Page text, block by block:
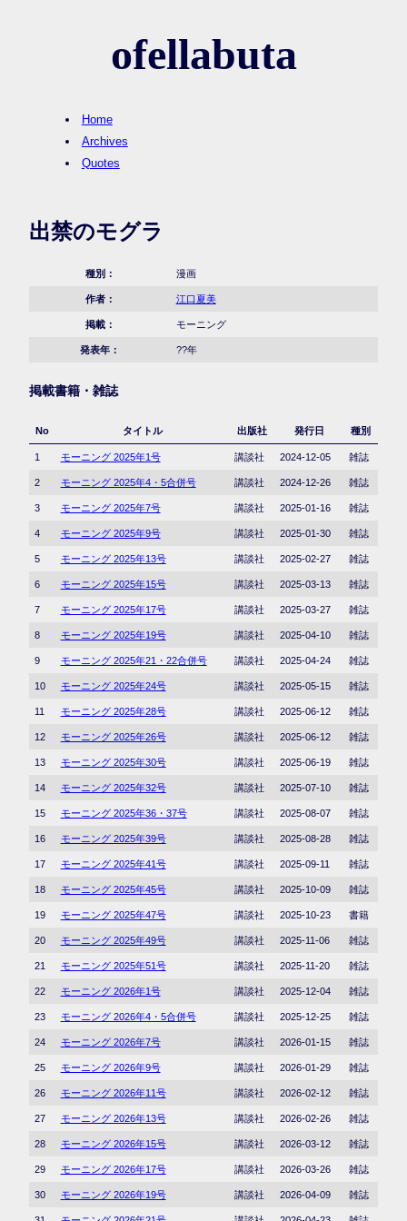
ofellabuta
Home
Archives
Quotes
出禁のモグラ
種別： 漫画
作者： 江口夏美
掲載： モーニング
発表年： ??年
掲載書籍・雑誌
No タイトル 出版社 発行日 種別
1 モーニング 2025年1号 講談社 2024-12-05 雑誌
2 モーニング 2025年4・5合併号 講談社 2024-12-26 雑誌
3 モーニング 2025年7号 講談社 2025-01-16 雑誌
4 モーニング 2025年9号 講談社 2025-01-30 雑誌
5 モーニング 2025年13号 講談社 2025-02-27 雑誌
6 モーニング 2025年15号 講談社 2025-03-13 雑誌
7 モーニング 2025年17号 講談社 2025-03-27 雑誌
8 モーニング 2025年19号 講談社 2025-04-10 雑誌
9 モーニング 2025年21・22合併号 講談社 2025-04-24 雑誌
10 モーニング 2025年24号 講談社 2025-05-15 雑誌
11 モーニング 2025年28号 講談社 2025-06-12 雑誌
12 モーニング 2025年26号 講談社 2025-06-12 雑誌
13 モーニング 2025年30号 講談社 2025-06-19 雑誌
14 モーニング 2025年32号 講談社 2025-07-10 雑誌
15 モーニング 2025年36・37号 講談社 2025-08-07 雑誌
16 モーニング 2025年39号 講談社 2025-08-28 雑誌
17 モーニング 2025年41号 講談社 2025-09-11 雑誌
18 モーニング 2025年45号 講談社 2025-10-09 雑誌
19 モーニング 2025年47号 講談社 2025-10-23 書籍
20 モーニング 2025年49号 講談社 2025-11-06 雑誌
21 モーニング 2025年51号 講談社 2025-11-20 雑誌
22 モーニング 2026年1号 講談社 2025-12-04 雑誌
23 モーニング 2026年4・5合併号 講談社 2025-12-25 雑誌
24 モーニング 2026年7号 講談社 2026-01-15 雑誌
25 モーニング 2026年9号 講談社 2026-01-29 雑誌
26 モーニング 2026年11号 講談社 2026-02-12 雑誌
27 モーニング 2026年13号 講談社 2026-02-26 雑誌
28 モーニング 2026年15号 講談社 2026-03-12 雑誌
29 モーニング 2026年17号 講談社 2026-03-26 雑誌
30 モーニング 2026年19号 講談社 2026-04-09 雑誌